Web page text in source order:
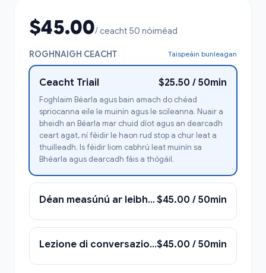
$45.00/ ceacht 50 nóiméad
ROGHNAIGH CEACHT Taispeáin bunleagan
Ceacht Triail $25.50 / 50min
Foghlaim Béarla agus bain amach do chéad
spriocanna eile le muinín agus le scileanna. Nuair a
bheidh an Béarla mar chuid díot agus an dearcadh
ceart agat, ní féidir le haon rud stop a chur leat a
thuilleadh. Is féidir liom cabhrú leat muinín sa
Bhéarla agus dearcadh fáis a thógáil.
Déan measúnú ar leibhéal an Mhic Léinn agus faigh amach riachtanais foghlama, bealaí agus leasanna an Mhic Léinn $45.00 / 50min
Lezione di conversazione - ag labhairt$45.00 / 50min